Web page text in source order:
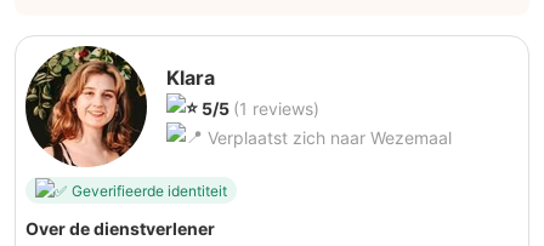
Klara
5/5 (1 reviews)
Verplaatst zich naar Wezemaal
Geverifieerde identiteit
Over de dienstverlener